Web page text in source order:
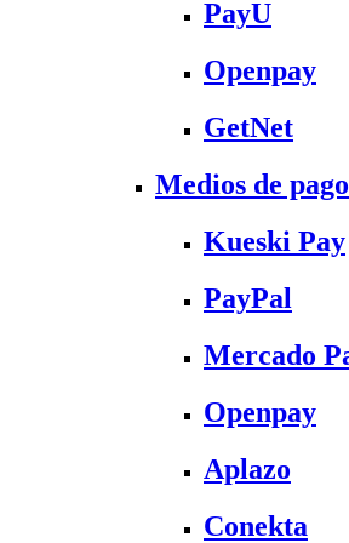
PayU
Openpay
GetNet
Medios de
Kueski Pay
PayPal
Mercado
Openpay
Aplazo
Conekta